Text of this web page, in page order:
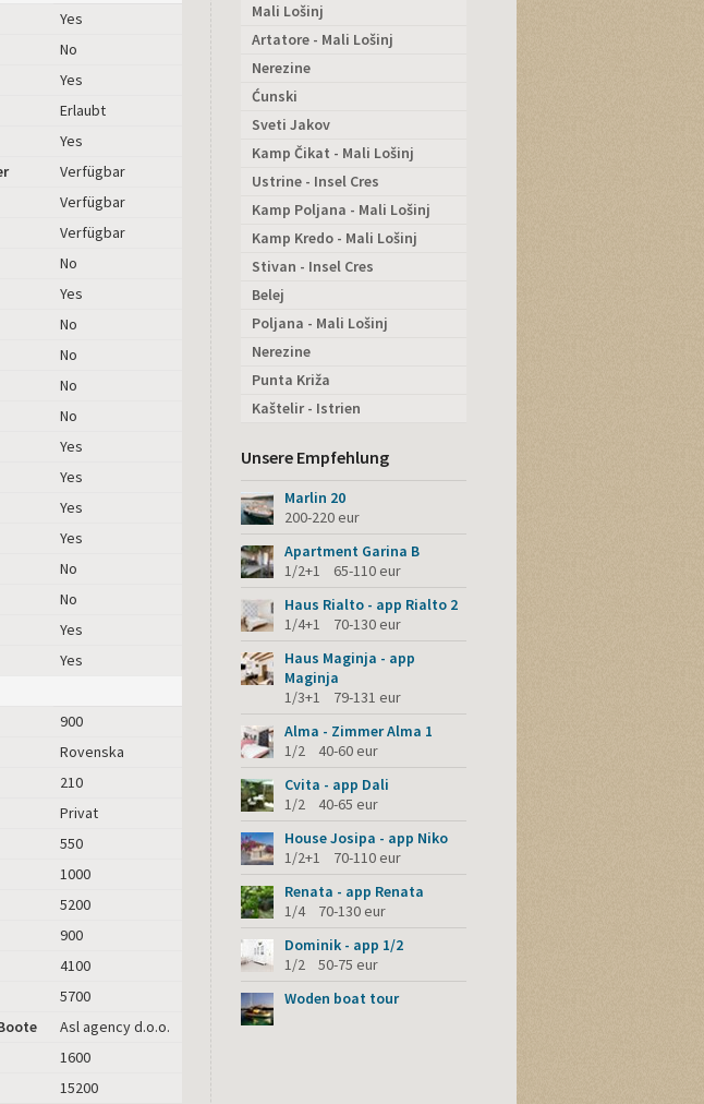
Yes
No
Yes
Erlaubt
Yes
Verfügbar
Verfügbar
Verfügbar
No
Yes
No
No
No
No
Yes
Yes
Yes
Yes
No
No
Yes
Yes
900
Rovenska
210
Privat
550
1000
5200
900
4100
5700
Asl agency d.o.o.
1600
15200
Mali Lošinj
Artatore - Mali Lošinj
Nerezine
Ćunski
Sveti Jakov
Kamp Čikat - Mali Lošinj
Ustrine - Insel Cres
Kamp Poljana - Mali Lošinj
Kamp Kredo - Mali Lošinj
Stivan - Insel Cres
Belej
Poljana - Mali Lošinj
Nerezine
Punta Križa
Kaštelir - Istrien
Unsere Empfehlung
Marlin 20
200-220 eur
Apartment Garina B
1/2+1 65-110 eur
Haus Rialto - app Rialto 2
1/4+1 70-130 eur
Haus Maginja - app
Maginja
1/3+1 79-131 eur
Alma - Zimmer Alma 1
1/2 40-60 eur
Cvita - app Dali
1/2 40-65 eur
House Josipa - app Niko
1/2+1 70-110 eur
Renata - app Renata
1/4 70-130 eur
Dominik - app 1/2
1/2 50-75 eur
Woden boat tour